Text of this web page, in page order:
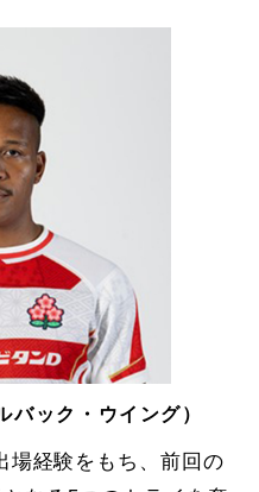
ック・ウイング）
場経験をもち、前回の